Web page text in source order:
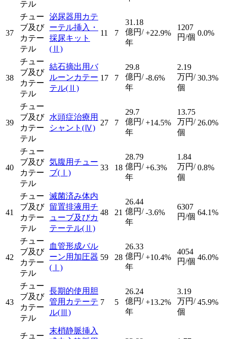
テル
37
チュー
ブ及び
カテー
テル
泌尿器用カテ
ーテル挿入・
採尿キット
(Ⅱ)
11 7
31.18
億円/
年
+22.9%
1207
円/個 0.0%
38
チュー
ブ及び
カテー
テル
結石摘出用バ
ルーンカテー
テル(Ⅱ)
17 7
29.8
億円/
年
-8.6%
2.19
万円/
個
30.3%
39
チュー
ブ及び
カテー
テル
水頭症治療用
シャント (Ⅳ)
27 7
29.7
億円/
年
+14.5%
13.75
万円/
個
26.0%
40
チュー
ブ及び
カテー
テル
気腹用チュー
ブ(Ⅰ)
33 18
28.79
億円/
年
+6.3%
1.84
万円/
個
0.8%
41
チュー
ブ及び
カテー
テル
滅菌済み体内
留置排液用チ
ューブ及びカ
テーテル(Ⅱ)
48 21
26.44
億円/
年
-3.6%
6307
円/個 64.1%
42
チュー
ブ及び
カテー
テル
血管形成バル
ーン用加圧器
(Ⅰ)
59 28
26.33
億円/
年
+10.4%
4054
円/個 46.0%
43
チュー
ブ及び
カテー
テル
長期的使用胆
管用カテーテ
ル(Ⅲ)
7 5
26.24
億円/
年
+13.2%
3.19
万円/
個
45.9%
チュー
末梢静脈挿入